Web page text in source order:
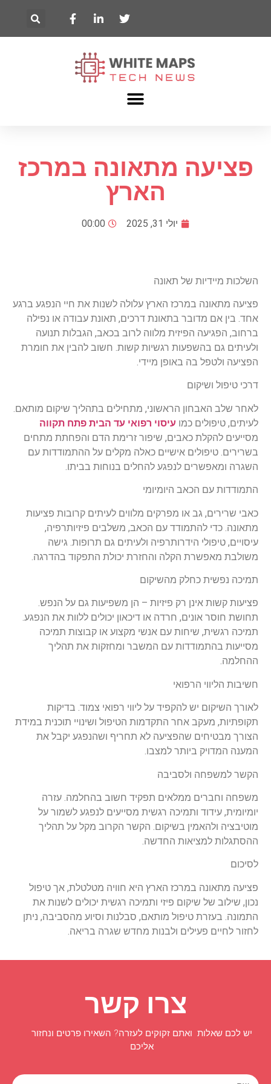
פציעה מתאונה במרכז
הארץ
יולי 31, 2025 00:00
השלכות מיידיות של תאונה
פציעה מתאונה במרכז הארץ עלולה לשנות את חיי הנפגע ברגע
אחד. בין אם מדובר בתאונת דרכים, תאונת עבודה או נפילה
ברחוב, הפגיעה הפיזית מלווה לרוב בכאב, הגבלות תנועה
ולעיתים גם בהשפעות רגשיות קשות. חשוב להבין את חומרת
הפציעה ולטפל בה באופן מיידי.
דרכי טיפול ושיקום
לאחר שלב האבחון הראשוני, מתחילים בתהליך שיקום מותאם.
לעיתים, טיפולים כמו עיסוי רפואי עד הבית פתח תקווה
מסייעים להקלת כאבים, שיפור זרימת הדם והפחתת מתחים
בשרירים. טיפולים אישיים כאלה מקלים על ההתמודדות עם
השגרה ומאפשרים לנפגע להחלים בנוחות בביתו.
התמודדות עם הכאב היומיומי
כאבי שרירים, גב או מפרקים מלווים לעיתים קרובות פציעות
מתאונה. כדי להתמודד עם הכאב, משלבים פיזיותרפיה,
עיסויים, טיפולי הידרותרפיה ולעיתים גם תרופות. גישה
משולבת מאפשרת הקלה והחזרת יכולת התפקוד בהדרגה.
תמיכה נפשית כחלק מהשיקום
פציעות קשות אינן רק פיזיות – הן משפיעות גם על הנפש.
תחושת חוסר אונים, חרדה או דיכאון יכולים ללוות את הנפגע.
תמיכה רגשית, שיחות עם אנשי מקצוע או קבוצות תמיכה
מסייעות בהתמודדות עם המשבר ומחזקות את תהליך
ההחלמה.
חשיבות הליווי הרפואי
לאורך השיקום יש להקפיד על ליווי רפואי צמוד. בדיקות
תקופתיות, מעקב אחר התקדמות הטיפול ושינויי תוכנית במידת
הצורך מבטיחים שהפציעה לא תחריף ושהנפגע יקבל את
המענה המדויק ביותר למצבו.
הקשר למשפחה ולסביבה
משפחה וחברים ממלאים תפקיד חשוב בהחלמה. עזרה
יומיומית, עידוד ותמיכה רגשית מסייעים לנפגע לשמור על
מוטיבציה ולהאמין בשיקום. הקשר הקרוב מקל על תהליך
ההסתגלות למציאות החדשה.
לסיכום
פציעה מתאונה במרכז הארץ היא חוויה מטלטלת, אך טיפול
נכון, שילוב של שיקום פיזי ותמיכה רגשית יכולים לשנות את
התמונה. בעזרת טיפול מותאם, סבלנות וסיוע מהסביבה, ניתן
לחזור לחיים פעילים ולבנות מחדש שגרה בריאה.
צרו קשר
יש לכם שאלות ואתם זקוקים לעזרה? השאירו פרטים ונחזור
אליכם